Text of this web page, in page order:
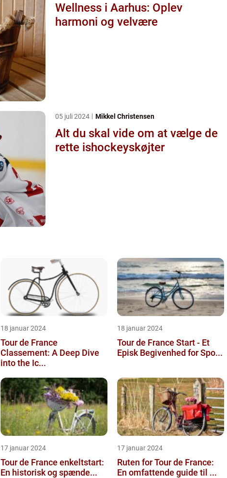
Wellness i Aarhus: Oplev
harmoni og velvære
05 juli 2024 Mikkel Christensen
Alt du skal vide om at vælge de
rette ishockeyskøjter
18 januar 2024
Tour de France
Classement: A Deep Dive
into the Ic...
18 januar 2024
Tour de France Start - Et
Episk Begivenhed for Spo...
17 januar 2024
Tour de France enkeltstart:
En historisk og spænde...
17 januar 2024
Ruten for Tour de France:
En omfattende guide til ...